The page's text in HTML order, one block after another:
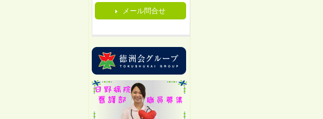
メール問合せ